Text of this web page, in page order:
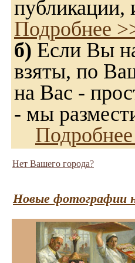
публикации,
Подробнее
б) Если Вы
взяты, по
на Вас -
- мы
Нет Вашего города?
Новые фотографии